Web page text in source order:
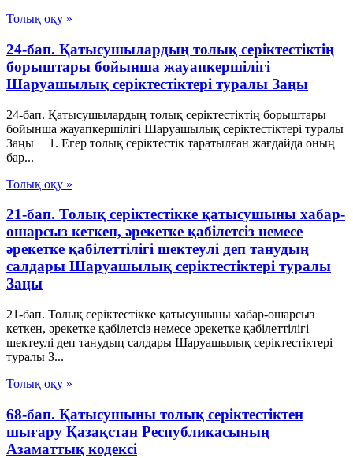
Толық оқу »
24-бап. Қатысушылардың толық серiктестiктiң
борыштары бойынша жауапкершiлiгi
Шаруашылық серіктестіктері туралы Заңы
24-бап. Қатысушылардың толық серiктестiктiң борыштары
бойынша жауапкершiлiгi Шаруашылық серіктестіктері туралы
Заңы 1. Егер толық серiктестiк таратылған жағдайда оның
бар...
Толық оқу »
21-бап. Толық серiктестiкке қатысушыны хабар-
ошарсыз кеткен, әрекетке қабiлетсiз немесе
әрекетке қабiлеттiлiгi шектеулi деп танудың
салдары Шаруашылық серіктестіктері туралы
Заңы
21-бап. Толық серiктестiкке қатысушыны хабар-ошарсыз
кеткен, әрекетке қабiлетсiз немесе әрекетке қабiлеттiлiгi
шектеулi деп танудың салдары Шаруашылық серіктестіктері
туралы З...
Толық оқу »
68-бап. Қатысушыны толық серiктестiктен
шығару Қазақстан Республикасының
Азаматтық кодексi